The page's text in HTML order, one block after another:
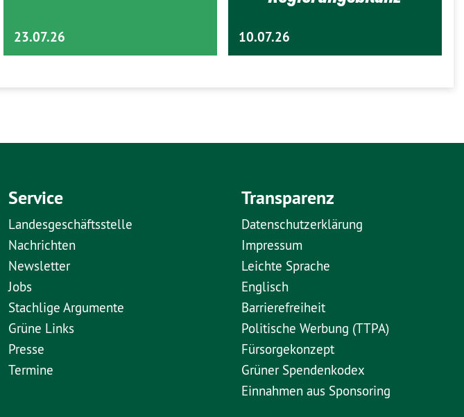
23.07.26 10.07.26
Service
Landesgeschäftsstelle
Nachrichten
Newsletter
Jobs
Stachlige Argumente
Grüne Links
Presse
Termine
Transparenz
Datenschutzerklärung
Impressum
Leichte Sprache
Englisch
Barrierefreiheit
Politische Werbung (TTPA)
Fürsorgekonzept
Grüner Spendenkodex
Einnahmen aus Sponsoring